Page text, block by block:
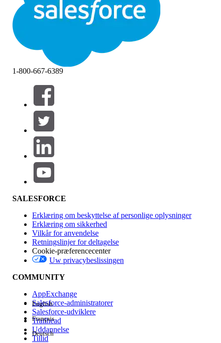
Filtre (0)
VÆLG FILTRE
Produktområde
Funktionspåvirkning
Version
Experience
1-800-667-6389
SALESFORCE
Erklæring om beskyttelse af personlige oplysninger
Erklæring om sikkerhed
Vilkår for anvendelse
Retningslinjer for deltagelse
Cookie-præferencecenter
Uw privacybeslissingen
COMMUNITY
AppExchange
Salesforce-administratorer
Salesforce-udviklere
Trailhead
Uddannelse
Tillid
English
Français
Deutsch